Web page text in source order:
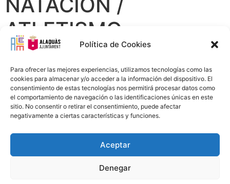
Política de Cookies
Para ofrecer las mejores experiencias, utilizamos tecnologías como las
cookies para almacenar y/o acceder a la información del dispositivo. El
consentimiento de estas tecnologías nos permitirá procesar datos como
el comportamiento de navegación o las identificaciones únicas en este
sitio. No consentir o retirar el consentimiento, puede afectar
negativamente a ciertas características y funciones.
Aceptar
Denegar
ATLETISMO..
Política Cookies
info@alem.alaquas.org